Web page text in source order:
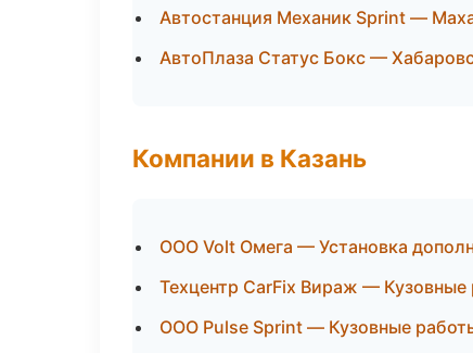
Автостанция Механик Sprint —
АвтоПлаза Статус Бокс —
Компании в Казань
ООО Volt Омега — Установка
Техцентр CarFix Вираж — Кузовные
ООО Pulse Sprint — Кузовные